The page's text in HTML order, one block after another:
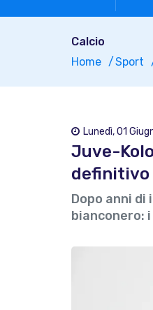
Calcio
Home
Sport
Lunedì, 01
Juve-
definitivo
Dopo anni
bianconero: